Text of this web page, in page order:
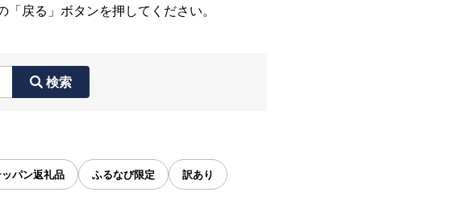
戻る」ボタンを押してください。
検索
パン返礼品 ふるなび限定 訳あり